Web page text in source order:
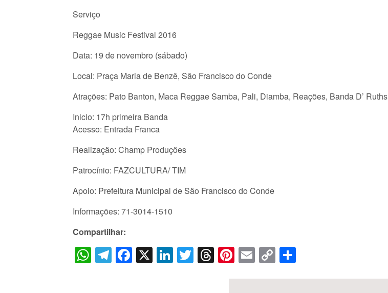
Serviço
Reggae Music Festival 2016
Data: 19 de novembro (sábado)
Local: Praça Maria de Benzê, São Francisco do Conde
Atrações: Pato Banton, Maca Reggae Samba, Pali, Diamba, Reações, Banda D’ Ruths
Inicio: 17h primeira Banda
Acesso: Entrada Franca
Realização: Champ Produções
Patrocínio: FAZCULTURA/ TIM
Apoio: Prefeitura Municipal de São Francisco do Conde
Informações: 71-3014-1510
Compartilhar:
WhatsApp
Telegram
Facebook
X LinkedIn
Twitter
Threads
Pinterest
Email
Copy
Link